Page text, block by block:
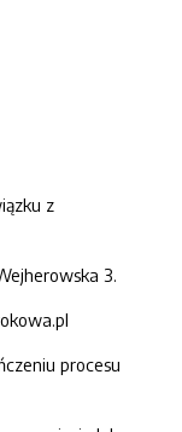
z
3.
procesu